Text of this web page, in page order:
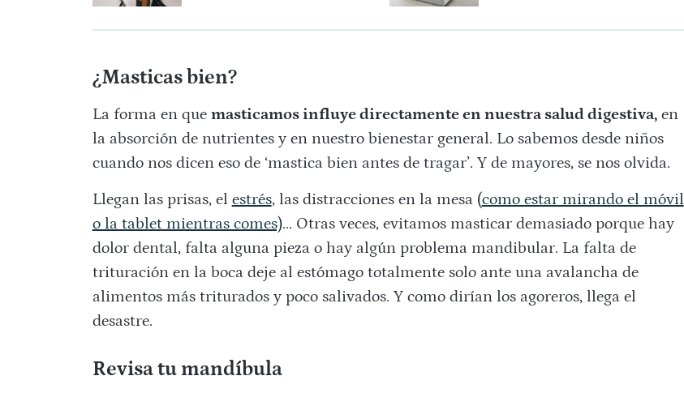
¿Masticas bien?
La forma en que masticamos influye directamente en nuestra salud digestiva,en
la absorción de nutrientes y en nuestro bienestar general. Lo sabemos desde niños
cuando nos dicen eso de ‘mastica bien antes de tragar’. Y de mayores, se nos olvida.
Llegan las prisas, el estrés, las distracciones en la mesa (como estar mirando el móvil
o la tablet mientras comes)… Otras veces, evitamos masticar demasiado porque hay
dolor dental, falta alguna pieza o hay algún problema mandibular. La falta de
trituración en la boca deje al estómago totalmente solo ante una avalancha de
alimentos más triturados y poco salivados. Y como dirían los agoreros, llega el
desastre.
Revisa tu mandíbula